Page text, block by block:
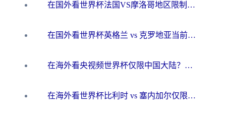
在国外看世界杯法国VS摩洛哥地区限制？这篇指南让你流畅看中文解说无压力
在国外看世界杯英格兰 vs 克罗地亚当前地区不可播放？这篇指南帮你搞定所有海外观赛难题
在海外看央视频世界杯仅限中国大陆？这篇指南帮你解锁中文解说+无卡顿直播
在海外看世界杯比利时 vs 塞内加尔仅限中国大陆？我找到了最流畅的中文解说之路